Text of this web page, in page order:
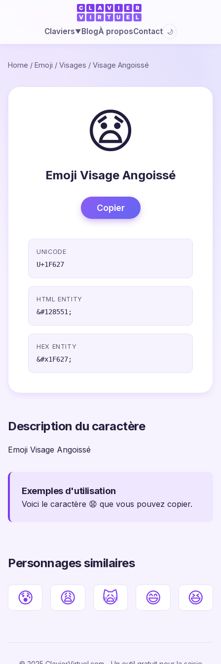
Claviers▼BlogÀ proposContact 🌙
Home / Emoji / Visages / Visage Angoissé
😧
Emoji Visage Angoissé
Copier
UNICODE
U+1F627
HTML ENTITY
&#128551;
HEX ENTITY
&#x1F627;
Description du caractère
Emoji Visage Angoissé
Exemples d'utilisation
Voici le caractère 😧 que vous pouvez copier.
Personnages similaires
😰 😩 🙀 😄 😆